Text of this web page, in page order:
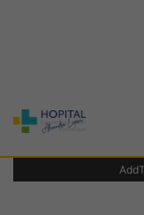
Notre offre de